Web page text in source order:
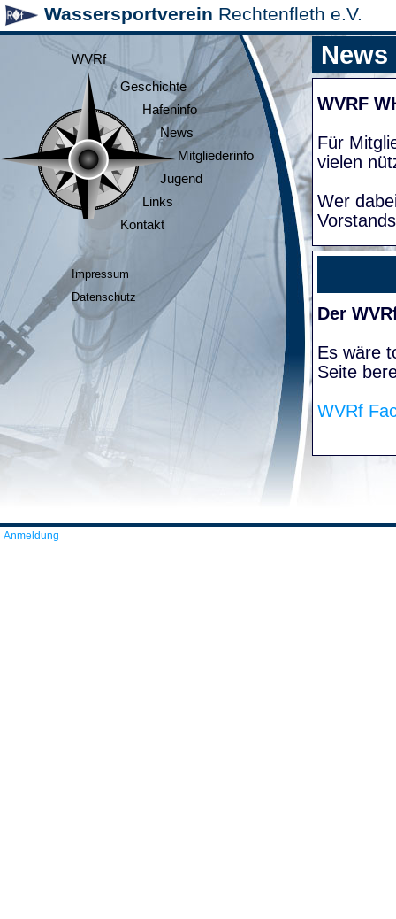
Wassersportverein Rechtenfleth e.V.
WVRf
Geschichte
Hafeninfo
News
Mitgliederinfo
Jugend
Links
Kontakt
Impressum
Datenschutz
News
WVRF
Für
vielen
Wer
Der
Es wäre
Seite
WVRf
Anmeldung